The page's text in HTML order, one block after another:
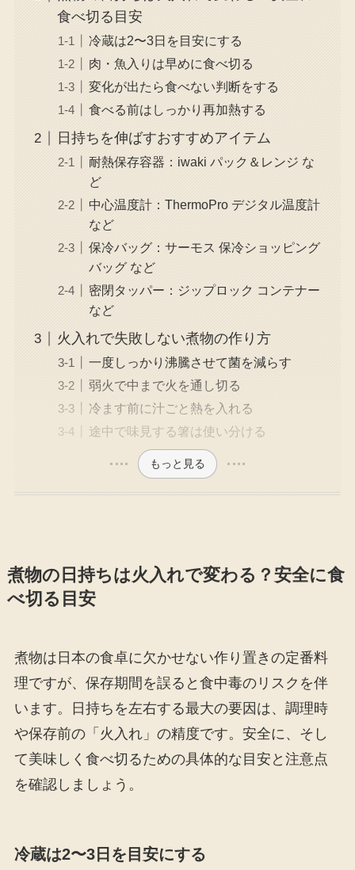
食べ切る目安
冷蔵は2〜3日を目安にする
肉・魚入りは早めに食べ切る
変化が出たら食べない判断をする
食べる前はしっかり再加熱する
日持ちを伸ばすおすすめアイテム
耐熱保存容器：iwaki パック＆レンジ な
ど
中心温度計：ThermoPro デジタル温度計
など
保冷バッグ：サーモス 保冷ショッピング
バッグ など
密閉タッパー：ジップロック コンテナー
など
火入れで失敗しない煮物の作り方
一度しっかり沸騰させて菌を減らす
弱火で中まで火を通し切る
冷ます前に汁ごと熱を入れる
途中で味見する箸は使い分ける
もっと見る
煮物の日持ちは火入れで変わる？安全に食
べ切る目安
煮物は日本の食卓に欠かせない作り置きの定番料
理ですが、保存期間を誤ると食中毒のリスクを伴
います。日持ちを左右する最大の要因は、調理時
や保存前の「火入れ」の精度です。安全に、そし
て美味しく食べ切るための具体的な目安と注意点
を確認しましょう。
冷蔵は2〜3日を目安にする